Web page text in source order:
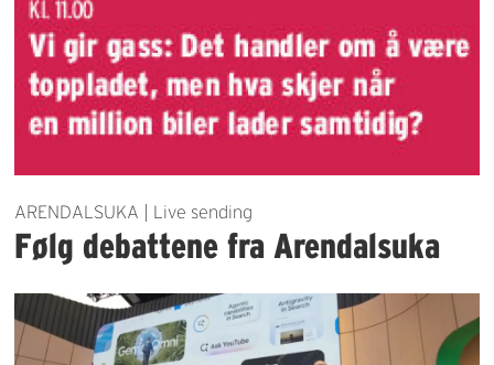
ARENDALSUKA | Live sending
Følg debattene fra Arendalsuka